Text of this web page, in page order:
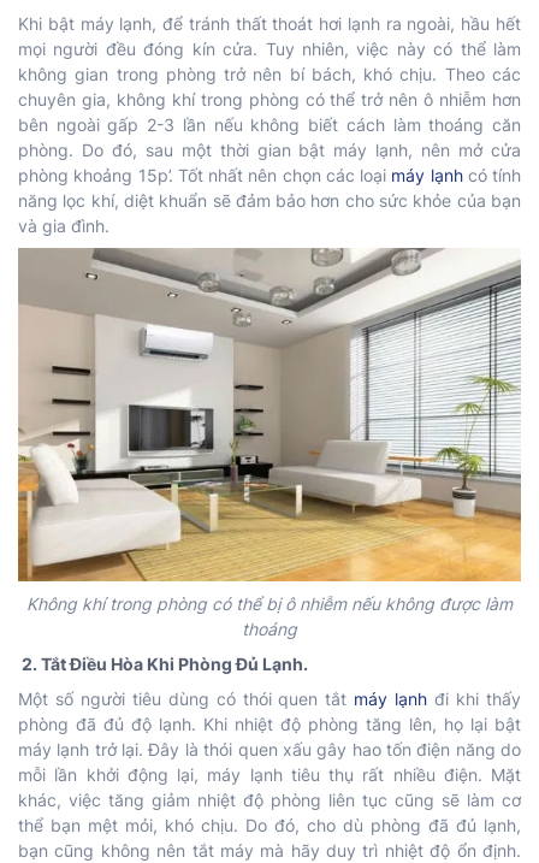
Khi bật máy lạnh, để tránh thất thoát hơi lạnh ra ngoài, hầu hết
mọi người đều đóng kín cửa. Tuy nhiên, việc này có thể làm
không gian trong phòng trở nên bí bách, khó chịu. Theo các
chuyên gia, không khí trong phòng có thể trở nên ô nhiễm hơn
bên ngoài gấp 2-3 lần nếu không biết cách làm thoáng căn
phòng. Do đó, sau một thời gian bật máy lạnh, nên mở cửa
phòng khoảng 15p’. Tốt nhất nên chọn các loại máy lạnhcó tính
năng lọc khí, diệt khuẩn sẽ đảm bảo hơn cho sức khỏe của bạn
và gia đình.
Không khí trong phòng có thể bị ô nhiễm nếu không được làm
thoáng
2. Tắt Điều Hòa Khi Phòng Đủ Lạnh.
Một số người tiêu dùng có thói quen tắt máy lạnh đi khi thấy
phòng đã đủ độ lạnh. Khi nhiệt độ phòng tăng lên, họ lại bật
máy lạnh trở lại. Đây là thói quen xấu gây hao tốn điện năng do
mỗi lần khởi động lại, máy lạnh tiêu thụ rất nhiều điện. Mặt
khác, việc tăng giảm nhiệt độ phòng liên tục cũng sẽ làm cơ
thể bạn mệt mỏi, khó chịu. Do đó, cho dù phòng đã đủ lạnh,
bạn cũng không nên tắt máy mà hãy duy trì nhiệt độ ổn định.